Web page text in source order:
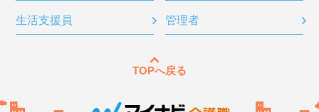
生活支援員 管理者
TOPへ戻る